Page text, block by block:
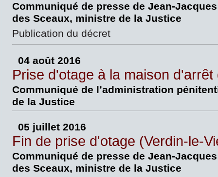
Communiqué de presse de Jean-
des Sceaux, ministre de la Justice
Publication du décret
04 août 2016
Prise d'otage à la maison d'arrêt
Communiqué de l’administration
de la Justice
05 juillet 2016
Fin de prise d'otage (Verdin-le-
Communiqué de presse de Jean-
des Sceaux, ministre de la Justice